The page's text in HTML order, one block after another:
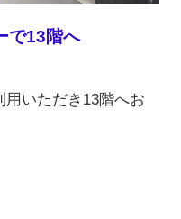
で13階へ
いただき13階へお